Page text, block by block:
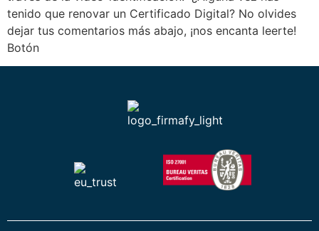
tenido que renovar un Certificado Digital? No olvides
dejar tus comentarios más abajo, ¡nos encanta leerte!
Botón